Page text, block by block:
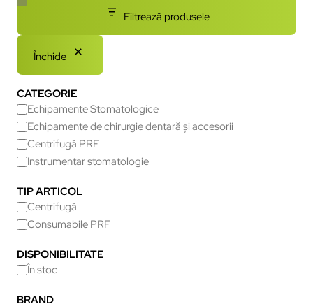
Filtrează produsele
Închide
CATEGORIE
Echipamente Stomatologice
Echipamente de chirurgie dentară și accesorii
Centrifugă PRF
Instrumentar stomatologie
TIP ARTICOL
Centrifugă
Consumabile PRF
DISPONIBILITATE
În stoc
BRAND